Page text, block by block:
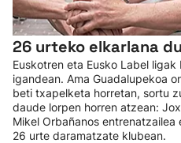
26 urteko elkarlana
Euskotren eta Eusko Label
igandean. Ama Guadalupekoa
beti txapelketa horretan, sortu
daude lorpen horren atzean:
Mikel Orbañanos
26 urte daramatzate klubean.